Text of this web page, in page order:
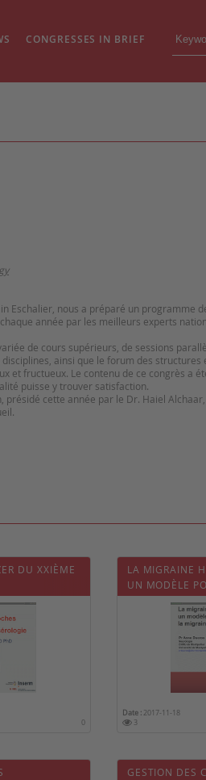
CONGRESSES IN BRIEF
Eschalier, nous a préparé un programme
année par les meilleurs experts
de cours supérieurs, de sessions
ainsi que le forum des structures
et fructueux. Le contenu de ce congrès a
puisse y trouver satisfaction.
présidé cette année par le Dr. Haiel
DU XXIÈME
0
LA MIGRAINE
UN MODÈLE
DE LA
Date :2017-11-18
3
GESTION DES